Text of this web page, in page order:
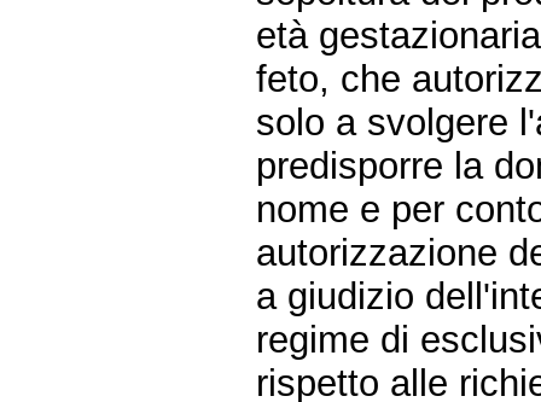
età
feto, che
solo a svolgere
predisporre la
nome e per
autorizzazione
a giudizio
regime di
rispetto alle